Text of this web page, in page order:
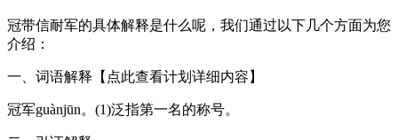
冠带信耐军的具体解释是什么呢，我们通过以下几个方面为您
介绍：
一、词语解释【点此查看计划详细内容】
冠军guànjūn。(1)泛指第一名的称号。